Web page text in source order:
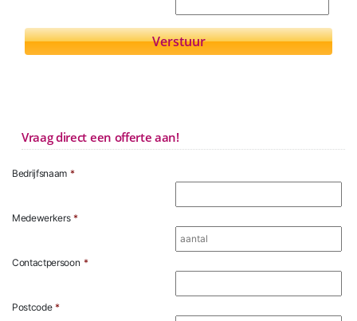
Vraag direct een offerte aan!
Bedrijfsnaam *
Medewerkers *
Contactpersoon *
Postcode *